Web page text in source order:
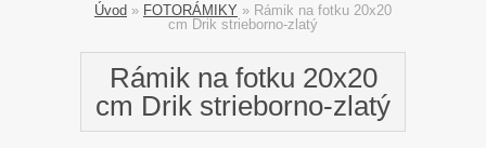
Úvod » FOTORÁMIKY » Rámik na fotku 20x20
cm Drik strieborno-zlatý
Rámik na fotku 20x20
cm Drik strieborno-zlatý